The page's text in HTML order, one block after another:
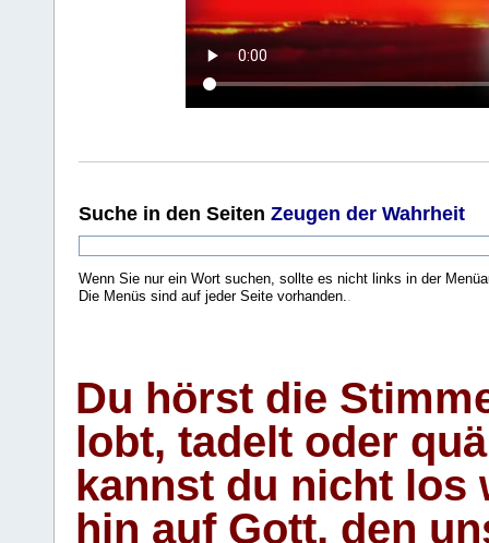
Suche in den Seiten Zeugen der Wahrheit
Wenn Sie nur ein Wort suchen, sollte es nicht links in der
Die Menüs sind auf jeder Seite vorhanden..
Du hörst die
lobt, tadelt oder
kannst du nicht los
hin auf Gott, den